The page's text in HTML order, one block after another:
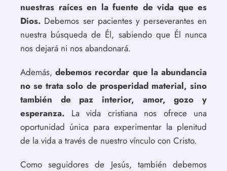
nuestras raíces en la fuente de vida que es
Dios. Debemos ser pacientes y perseverantes en
nuestra búsqueda de Él, sabiendo que Él nunca
nos dejará ni nos abandonará.
Además,debemos recordar que la abundancia
no se trata solo de prosperidad material, sino
también de paz interior, amor, gozo y
esperanza. La vida cristiana nos ofrece una
oportunidad única para experimentar la plenitud
de la vida a través de nuestro vínculo con Cristo.
Como seguidores de Jesús, también debemos